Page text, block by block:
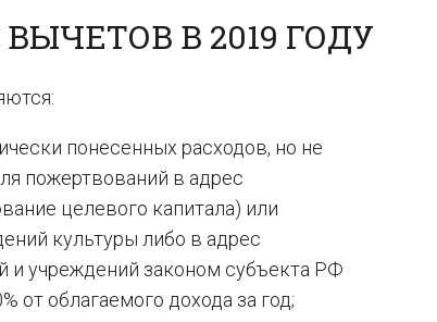
В 2019 ГОДУ
понесенных расходов, но не
пожертвований в адрес
целевого капитала) или
культуры либо в адрес
и учреждений законом субъекта РФ
от облагаемого дохода за год;